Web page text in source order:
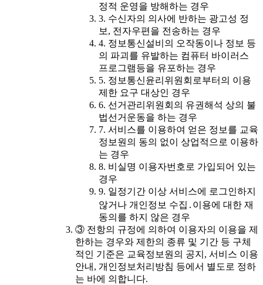
정적 운영을 방해하는 경우
3. 수신자의 의사에 반하는 광고성 정
보, 전자우편을 전송하는 경우
4. 정보통신설비의 오작동이나 정보 등
의 파괴를 유발하는 컴퓨터 바이러스
프로그램등을 유포하는 경우
5. 정보통신윤리위원회로부터의 이용
제한 요구 대상인 경우
6. 선거관리위원회의 유권해석 상의 불
법선거운동을 하는 경우
7. 서비스를 이용하여 얻은 정보를 교육
정보원의 동의 없이 상업적으로 이용하
는 경우
8. 비실명 이용자번호로 가입되어 있는
경우
9. 일정기간 이상 서비스에 로그인하지
않거나 개인정보 수집․이용에 대한 재
동의를 하지 않은 경우
③ 전항의 규정에 의하여 이용자의 이용을 제
한하는 경우와 제한의 종류 및 기간 등 구체
적인 기준은 교육정보원의 공지, 서비스 이용
안내, 개인정보처리방침 등에서 별도로 정하
는 바에 의합니다.